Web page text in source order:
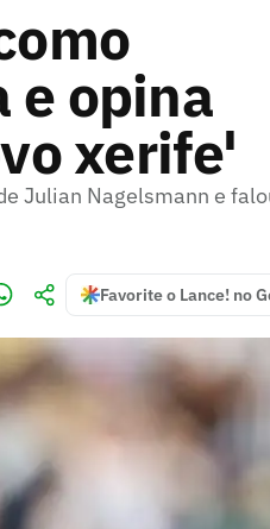
e opina
xerife'
Julian Nagelsmann e
Favorite o Lance! no